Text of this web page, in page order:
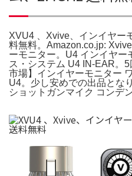
XVU4 、Xvive、インイヤー
料無料。Amazon.co.jp:
ーモニター。U4 インイヤー
ス・システム U4 IN-EAR。
市場】インイヤーモニター
U4。少し安めでの出品とな
ショットガンマイク コンデ